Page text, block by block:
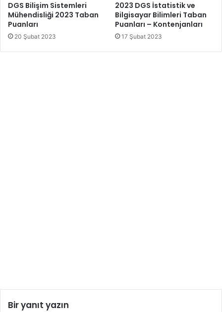
DGS Bilişim Sistemleri
Mühendisliği 2023 Taban
Puanları
20 Şubat 2023
2023 DGS İstatistik ve
Bilgisayar Bilimleri Taban
Puanları – Kontenjanları
17 Şubat 2023
Bir yanıt yazın